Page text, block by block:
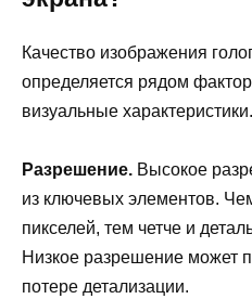
Качество изображения
определяется рядом
визуальные характеристики.
Разрешение. Высокое
из ключевых элементов.
пикселей, тем четче и
Низкое разрешение может
потере детализации.